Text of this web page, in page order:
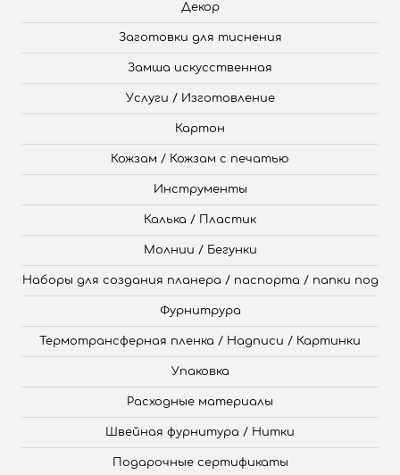
Декор
Заготовки для тиснения
Замша искусственная
Услуги / Изготовление
Картон
Кожзам / Кожзам с печатью
Инструменты
Калька / Пластик
Молнии / Бегунки
Наборы для создания планера / паспорта / папки под
Фурнитрура
Термотрансферная пленка / Надписи / Картинки
Упаковка
Расходные материалы
Швейная фурнитура / Нитки
Подарочные сертификаты